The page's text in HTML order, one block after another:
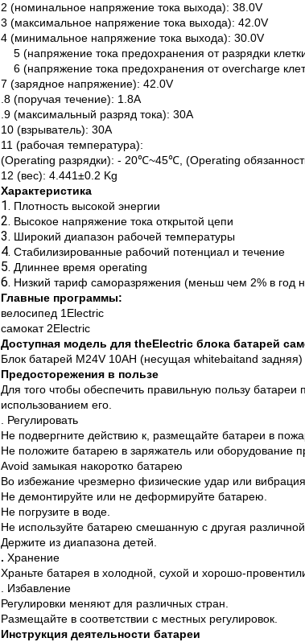
2 (номинальное напряжение тока выхода): 38.0V
3 (максимальное напряжение тока выхода): 42.0V
4 (минимальное напряжение тока выхода): 30.0V
5 (напряжение тока предохранения от разрядки
6 (напряжение тока предохранения от overcharge
7 (зарядное напряжение): 42.0V
.8 (поручая течение): 1.8A
.9 (максимальный разряд тока): 30A
10 (взрыватель): 30A
11 (рабочая температура):
(Operating разрядки): - 20℃~45℃, (Operating
12 (вес): 4.441±0.2 Kg
Характеристика
1. Плотность высокой энергии
2. Высокое напряжение тока открытой цепи
3. Широкий диапазон рабочей температуры
4. Стабилизированные рабочий потенциал и течение
5. Длиннее время operating
6. Низкий тариф саморазряжения (меньш чем 2% в год
Главные программы:
велосипед 1Electric
самокат 2Electric
Доступная модель для theElectric блока батарей
Блок батарей M24V 10AH (несущая whitebaitand задняя)
Предосторежения в пользе
Для того чтобы обеспечить правильную пользу
использованием его.
. Регулировать
Не подвергните действию к, размещайте батареи в
Не положите батарею в заряжатель или оборудование
Avoid замыкая накоротко батарею
Во избежание чрезмерно физические удар или вибрация.
Не демонтируйте или не деформируйте батарею.
Не погрузите в воде.
Не используйте батарею смешанную с другая
Держите из диапазона детей.
. Хранение
Храньте батарея в холодной, сухой и хорошо-
. Избавление
Регулировки меняют для различных стран.
Размещайте в соответствии с местных регулировок.
Инструкция деятельности батареи